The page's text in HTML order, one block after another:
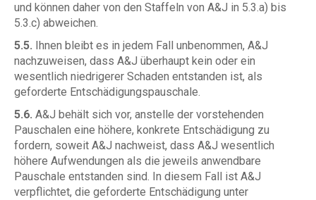
und können daher von den Staffeln von A&J in 5.3.a) bis
5.3.c) abweichen.
5.5. Ihnen bleibt es in jedem Fall unbenommen, A&J
nachzuweisen, dass A&J überhaupt kein oder ein
wesentlich niedrigerer Schaden entstanden ist, als
geforderte Entschädigungspauschale.
5.6. A&J behält sich vor, anstelle der vorstehenden
Pauschalen eine höhere, konkrete Entschädigung zu
fordern, soweit A&J nachweist, dass A&J wesentlich
höhere Aufwendungen als die jeweils anwendbare
Pauschale entstanden sind. In diesem Fall ist A&J
verpflichtet, die geforderte Entschädigung unter